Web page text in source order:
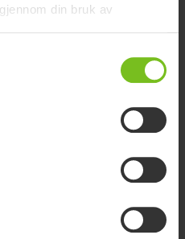
din bruk av
som gir størst mulig